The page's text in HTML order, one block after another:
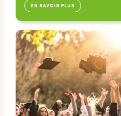
EN SAVOIR PLUS